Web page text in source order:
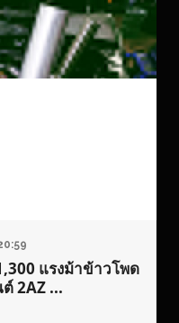
แรงม้าข้าวโพด
2AZ ...